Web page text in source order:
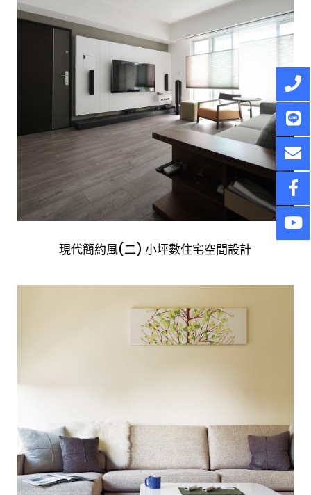
現代簡約風(二) 小坪數住宅空間設計